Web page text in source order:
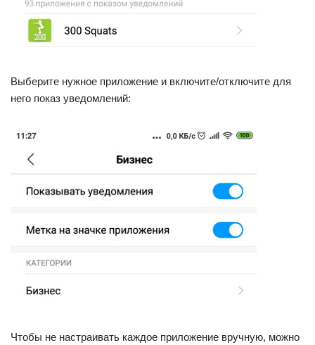
Выберите нужное приложение и включите/отключите для
него показ уведомлений:
Чтобы не настраивать каждое приложение вручную, можно